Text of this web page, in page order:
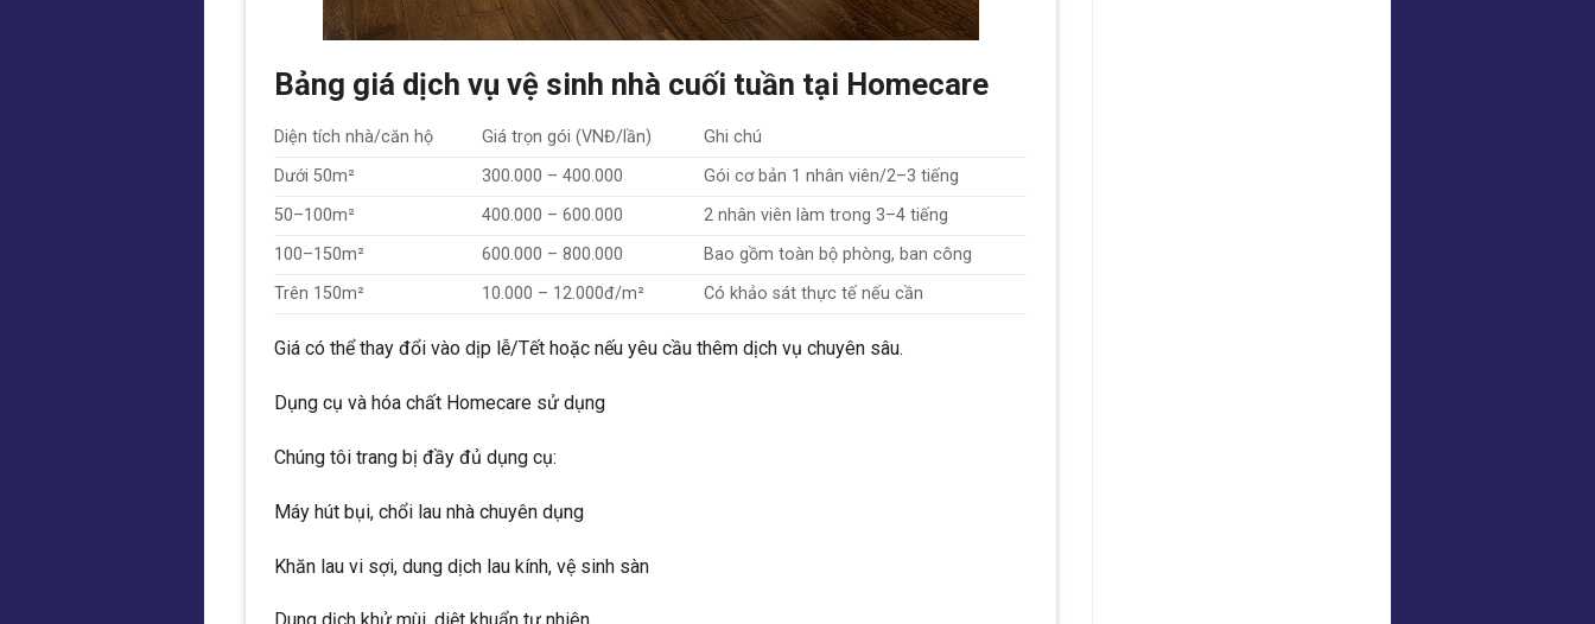
Bảng giá dịch vụ vệ sinh nhà cuối tuần tại Homecare
Diện tích nhà/căn hộ Giá trọn gói (VNĐ/lần)
Ghi chú
Dưới 50m²
300.000 – 400.000
Gói cơ bản 1 nhân viên/2–3 tiếng
50–100m²
400.000 – 600.000
2 nhân viên làm trong 3–4 tiếng
100–150m²
600.000 – 800.000
Bao gồm toàn bộ phòng, ban công
Trên 150m²
10.000 – 12.000đ/m² Có khảo sát thực tế nếu cần
Giá có thể thay đổi vào dịp lễ/Tết hoặc nếu yêu cầu thêm dịch vụ chuyên sâu.
Dụng cụ và hóa chất Homecare sử dụng
Chúng tôi trang bị đầy đủ dụng cụ:
Máy hút bụi, chổi lau nhà chuyên dụng
Khăn lau vi sợi, dung dịch lau kính, vệ sinh sàn